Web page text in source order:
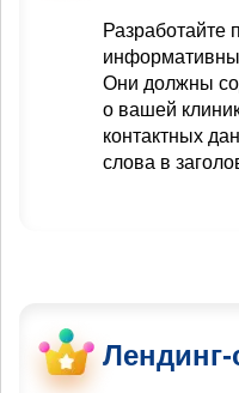
Разработайте
Они должны
о вашей
контактных
слова в